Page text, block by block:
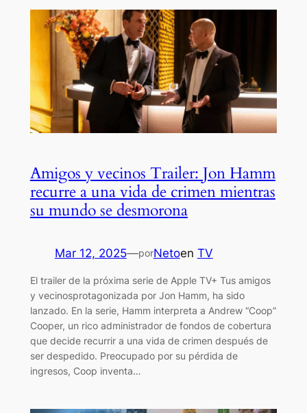
Amigos y vecinos Trailer: Jon Hamm
recurre a una vida de crimen mientras
su mundo se desmorona
Mar 12, 2025—porNetoen TV
El trailer de la próxima serie de Apple TV+ Tus amigos
y vecinosprotagonizada por Jon Hamm, ha sido
lanzado. En la serie, Hamm interpreta a Andrew “Coop”
Cooper, un rico administrador de fondos de cobertura
que decide recurrir a una vida de crimen después de
ser despedido. Preocupado por su pérdida de
ingresos, Coop inventa…